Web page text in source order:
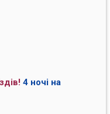
4 ночі на